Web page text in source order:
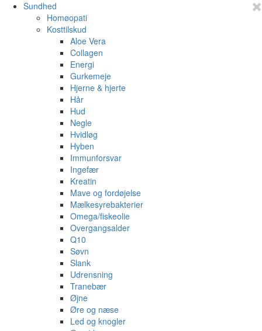
Sundhed
Homøopati
Kosttilskud
Aloe Vera
Collagen
Energi
Gurkemeje
Hjerne & hjerte
Hår
Hud
Negle
Hvidløg
Hyben
Immunforsvar
Ingefær
Kreatin
Mave og fordøjelse
Mælkesyrebakterier
Omega/fiskeolie
Overgangsalder
Q10
Søvn
Slank
Udrensning
Tranebær
Øjne
Øre og næse
Led og knogler